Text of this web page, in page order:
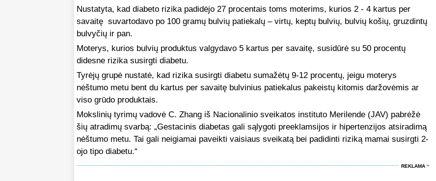
Nustatyta, kad diabeto rizika padidėjo 27 procentais toms moterims, kurios 2 - 4 kartus per
savaitę suvartodavo po 100 gramų bulvių patiekalų – virtų, keptų bulvių, bulvių košių, gruzdintų
bulvyčių ir pan.
Moterys, kurios bulvių produktus valgydavo 5 kartus per savaitę, susidūrė su 50 procentų
didesne rizika susirgti diabetu.
Tyrėjų grupė nustatė, kad rizika susirgti diabetu sumažėtų 9-12 procentų, jeigu moterys
nėštumo metu bent du kartus per savaitę bulvinius patiekalus pakeistų kitomis daržovėmis ar
viso grūdo produktais.
Mokslinių tyrimų vadovė C. Zhang iš Nacionalinio sveikatos instituto Merilende (JAV) pabrėžė
šių atradimų svarbą: „Gestacinis diabetas gali sąlygoti preeklamsijos ir hipertenzijos atsiradimą
nėštumo metu. Tai gali neigiamai paveikti vaisiaus sveikatą bei padidinti riziką mamai susirgti 2-
ojo tipo diabetu.“
REKLAMA